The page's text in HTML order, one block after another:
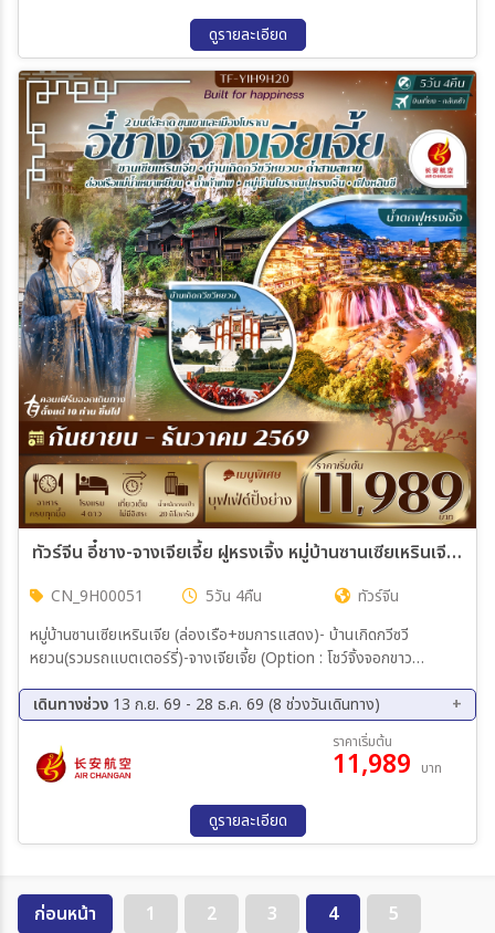
ดูรายละเอียด
ทัวร์จีน อี๋ชาง-จางเจียเจี้ย ฝูหรงเจิ้ง หมู่บ้านซานเซียเหรินเจีย #ทัวร์ลงร้าน 5วัน 4คืน (9H)
CN_9H00051 5วัน 4คืน
ทัวร์จีน
หมู่บ้านซานเซียเหรินเจีย (ล่องเรือ+ชมการแสดง)- บ้านเกิดกวีซวี
หยวน(รวมรถแบตเตอร์รี่)-จางเจียเจี้ย (Option : โชว์จิ้งจอกขาว
เตอร์รี่)- หมู่บ้านโบราณขู่จู๋ไจ้และล่องเรือแม่น้ำเหมาเหยียน-วนอุทยาน
แห่งชาติเฟิงหลินซี-ฝูหรงเจิ้ง(รวมรถภายในอุทยาน)-ชมวิวน้ำตกฝูหรงเจิ้ง
เดินทางช่วง 13 ก.ย. 69 - 28 ธ.ค. 69 (8 ช่วงวันเดินทาง)
27 ก.ย. 69 - 01 ต.ค. 69
11 ต.ค. 69 - 15 ต.ค. 69
25 ต.ค. 69 - 29 ต.ค. 69
08 พ.ย. 69 - 12 พ.ย. 69
22 พ.ย. 69 - 26 พ.ย. 69
24 ธ.ค. 69 - 28 ธ.ค. 69
ราคาเริ่มต้น
11,989 บาท
ดูรายละเอียด
ก่อนหน้า 1 2 3 4
5